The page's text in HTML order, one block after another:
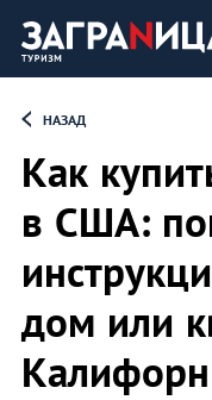
НАЗАД
Как
в США:
дом или